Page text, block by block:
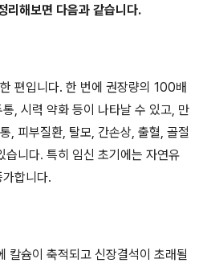
리해보면 다음과 같습니다.
편입니다. 한 번에 권장량의 100배
, 시력 약화 등이 나타날 수 있고, 만
, 피부질환, 탈모, 간손상, 출혈, 골절
습니다. 특히 임신 초기에는 자연유
합니다.
칼슘이 축적되고 신장결석이 초래될